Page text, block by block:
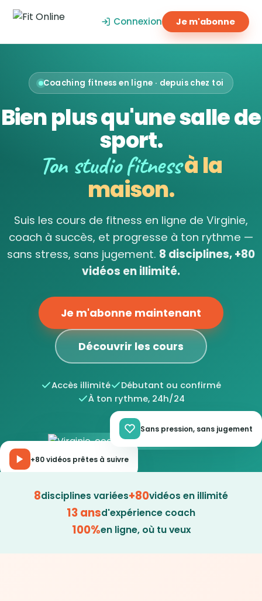
Connexion Je m'abonne
Coaching fitness en ligne · depuis chez toi
Bien plus qu'une salle de
sport.
Ton studio fitnessà la
maison.
Suis les cours de fitness en ligne de Virginie,
coach à succès, et progresse à ton rythme —
sans stress, sans jugement. 8 disciplines, +80
vidéos en illimité.
Je m'abonne maintenant
Découvrir les cours
Accès illimité
Débutant ou confirmé
À ton rythme, 24h/24
+80 vidéos prêtes à suivre
Sans pression, sans jugement
8disciplines variées+80vidéos en illimité
13 ansd'expérience coach
100%en ligne, où tu veux